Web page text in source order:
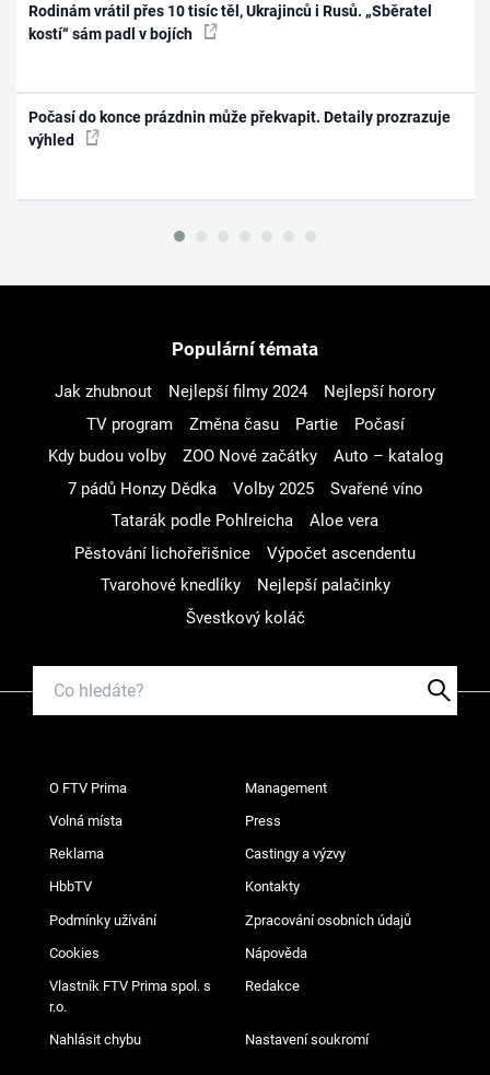
Rodinám vrátil přes 10 tisíc těl, Ukrajinců i Rusů. „Sběratel
kostí“ sám padl v bojích
Počasí do konce prázdnin může překvapit. Detaily prozrazuje
výhled
Populární témata
Jak zhubnout Nejlepší filmy 2024
Nejlepší horory
TV program
Změna času Partie
Počasí
Kdy budou volby
ZOO Nové začátky
Auto – katalog
7 pádů Honzy Dědka
Volby 2025
Svařené víno
Tatarák podle Pohlreicha
Aloe vera
Pěstování lichořeřišnice
Výpočet ascendentu
Tvarohové knedlíky
Nejlepší palačinky
Švestkový koláč
O FTV Prima Management
Volná místa Press
Reklama Castingy a výzvy
HbbTV Kontakty
Podmínky užívání Zpracování osobních údajů
Cookies Nápověda
Vlastník FTV Prima spol. s
r.o.
Redakce
Nahlásit chybu Nastavení soukromí